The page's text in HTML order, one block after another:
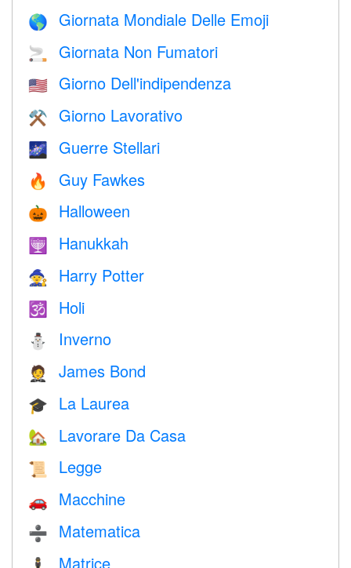
🌎 Giornata Mondiale Delle Emoji
🚬 Giornata Non Fumatori
🇺🇸 Giorno Dell'indipendenza
⚒️ Giorno Lavorativo
🌌 Guerre Stellari
🔥 Guy Fawkes
🎃 Halloween
🕎 Hanukkah
🧙 Harry Potter
🕉 Holi
⛄ Inverno
🤵 James Bond
🎓 La Laurea
🏡 Lavorare Da Casa
📜 Legge
🚗 Macchine
➗ Matematica
Matrice